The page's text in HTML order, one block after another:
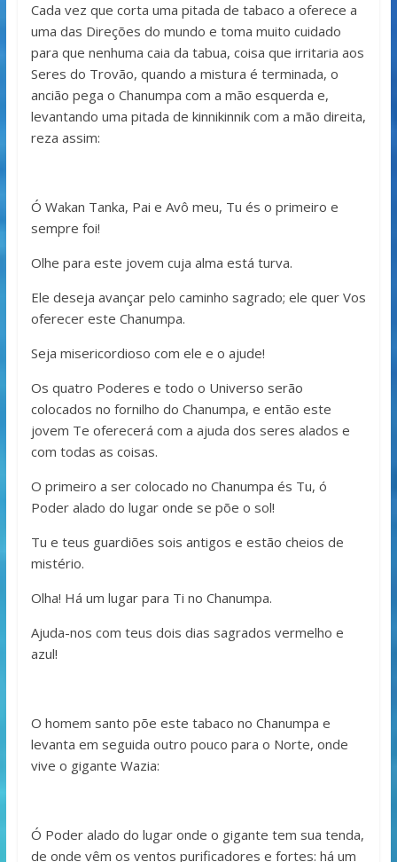
Cada vez que corta uma pitada de tabaco a oferece a
uma das Direções do mundo e toma muito cuidado
para que nenhuma caia da tabua, coisa que irritaria aos
Seres do Trovão, quando a mistura é terminada, o
ancião pega o Chanumpa com a mão esquerda e,
levantando uma pitada de kinnikinnik com a mão direita,
reza assim:
Ó Wakan Tanka, Pai e Avô meu, Tu és o primeiro e
sempre foi!
Olhe para este jovem cuja alma está turva.
Ele deseja avançar pelo caminho sagrado; ele quer Vos
oferecer este Chanumpa.
Seja misericordioso com ele e o ajude!
Os quatro Poderes e todo o Universo serão
colocados no fornilho do Chanumpa, e então este
jovem Te oferecerá com a ajuda dos seres alados e
com todas as coisas.
O primeiro a ser colocado no Chanumpa és Tu, ó
Poder alado do lugar onde se põe o sol!
Tu e teus guardiões sois antigos e estão cheios de
mistério.
Olha! Há um lugar para Ti no Chanumpa.
Ajuda-nos com teus dois dias sagrados vermelho e
azul!
O homem santo põe este tabaco no Chanumpa e
levanta em seguida outro pouco para o Norte, onde
vive o gigante Wazia:
Ó Poder alado do lugar onde o gigante tem sua tenda,
de onde vêm os ventos purificadores e fortes: há um